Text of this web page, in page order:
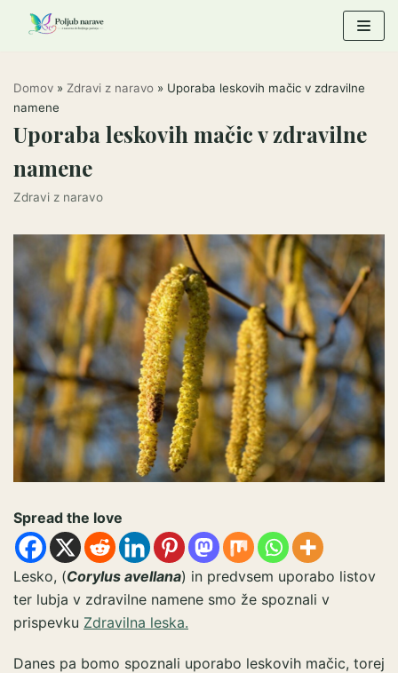
Skoči
Domov » Zdravi z naravo » Uporaba leskovih mačic v zdravilne
namene
Uporaba leskovih mačic v zdravilne
namene
Zdravi z naravo
Spread the love
Lesko, (Corylus avellana) in predvsem uporabo listov
ter lubja v zdravilne namene smo že spoznali v
prispevku Zdravilna leska.
Danes pa bomo spoznali uporabo leskovih mačic, torej